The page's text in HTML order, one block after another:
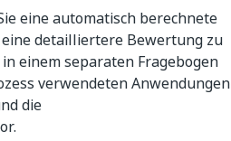
eine automatisch berechnete
detailliertere Bewertung zu
einem separaten Fragebogen
verwendeten Anwendungen
die